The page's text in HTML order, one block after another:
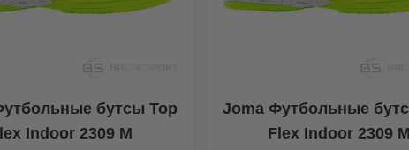
бутсы Top
Indoor 2309 M
Joma Футбольные
Flex Indoor 2309 M